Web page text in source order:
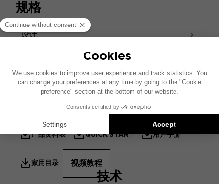
通过螺丝系统固定在底座上，确保稳定性，有效消除振
动，提升聆听体验。支架采用倾斜设计，优化声场定
位。
规格
设计
产品资料表 QUICK START 用户手册
家用目录 视频教程
技术